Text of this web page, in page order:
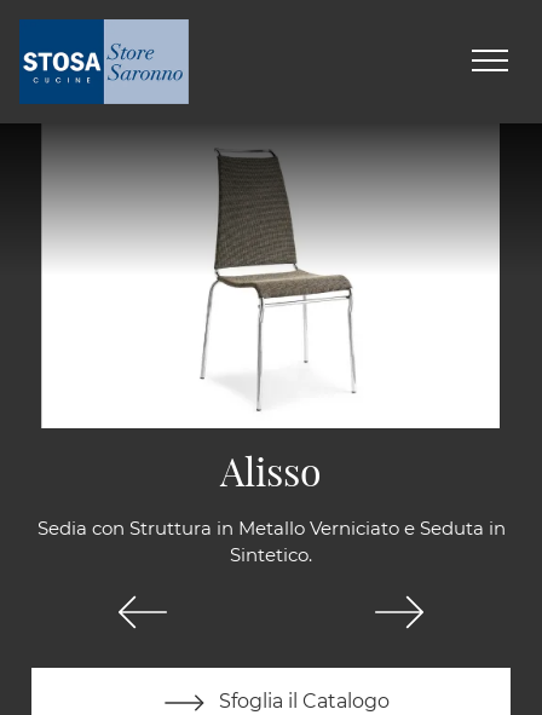
Sedia con Struttura in Metallo Verniciato e Seduta in
Sintetico.
Sfoglia il Catalogo
Alisso